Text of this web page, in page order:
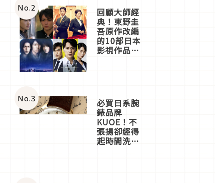
體驗
No.2 回顧大師經
典！東野圭
吾原作改編
的10部日本
影視作品推
No.3 必買日系腕
錶品牌
KUOE！不
張揚卻經得
起時間洗鍊